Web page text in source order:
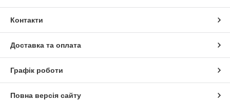
Контакти
Доставка та оплата
Графік роботи
Повна версія сайту